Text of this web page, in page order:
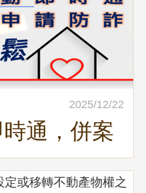
2025/12/22
通，併案
鬆